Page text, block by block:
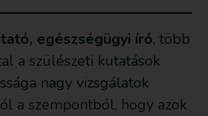
egészségügyi író, több
a szülészeti kutatások
nagy vizsgálatok
a szempontból, hogy azok